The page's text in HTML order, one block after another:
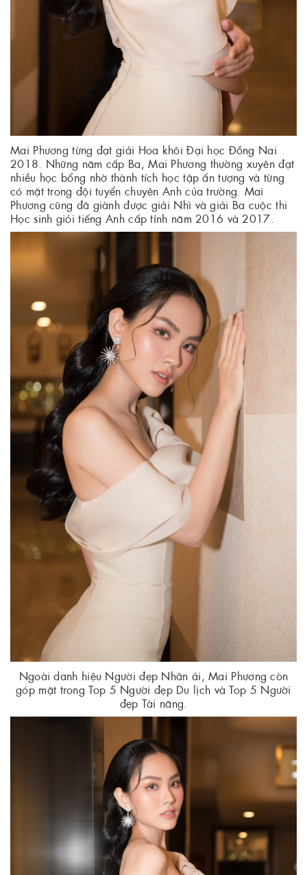
Mai Phương từng đạt giải Hoa khôi Đại học Đồng Nai
2018. Những năm cấp Ba, Mai Phương thường xuyên đạt
nhiều học bổng nhờ thành tích học tập ấn tượng và từng
có mặt trong đội tuyển chuyên Anh của trường. Mai
Phương cũng đã giành được giải Nhì và giải Ba cuộc thi
Học sinh giỏi tiếng Anh cấp tỉnh năm 2016 và 2017.
Ngoài danh hiệu Người đẹp Nhân ái, Mai Phương còn
góp mặt trong Top 5 Người đẹp Du lịch và Top 5 Người
đẹp Tài năng.